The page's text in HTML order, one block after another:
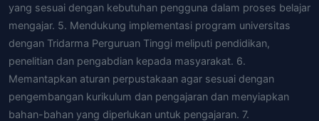
yang sesuai dengan kebutuhan pengguna dalam proses belajar
mengajar. 5. Mendukung implementasi program universitas
dengan Tridarma Perguruan Tinggi meliputi pendidikan,
penelitian dan pengabdian kepada masyarakat. 6.
Memantapkan aturan perpustakaan agar sesuai dengan
pengembangan kurikulum dan pengajaran dan menyiapkan
bahan-bahan yang diperlukan untuk pengajaran. 7.